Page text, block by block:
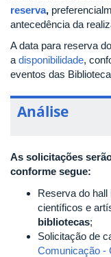
reserva,
antecedência da
A data para reserva
a disponibilidade,
eventos das
Análise
As solicitações
conforme segue:
Reserva do
científicos e
bibliotecas;
Solicitação de
Comunicação -